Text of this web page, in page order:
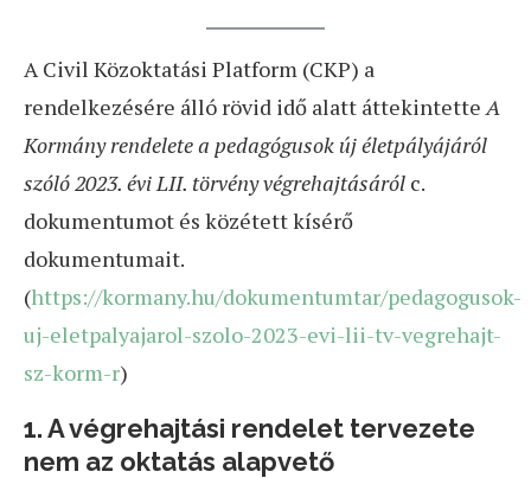
A Civil Közoktatási Platform (CKP) a
rendelkezésére álló rövid idő alatt áttekintetteA
Kormány rendelete a pedagógusok új életpályájáról
szóló 2023. évi LII. törvény végrehajtásáról c.
dokumentumot és közétett kísérő
dokumentumait.
(https://kormany.hu/dokumentumtar/pedagogusok-
uj-eletpalyajarol-szolo-2023-evi-lii-tv-vegrehajt-
sz-korm-r)
1. A végrehajtási rendelet tervezete
nem az oktatás alapvető